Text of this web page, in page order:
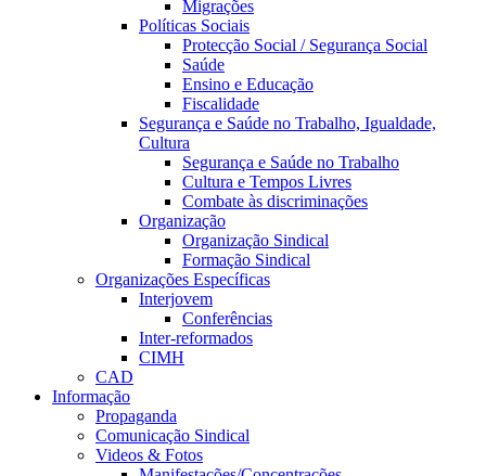
Migrações
Políticas Sociais
Protecção Social / Segurança Social
Saúde
Ensino e Educação
Fiscalidade
Segurança e Saúde no Trabalho, Igualdade,
Cultura
Segurança e Saúde no Trabalho
Cultura e Tempos Livres
Combate às discriminações
Organização
Organização Sindical
Formação Sindical
Organizações Específicas
Interjovem
Conferências
Inter-reformados
CIMH
CAD
Informação
Propaganda
Comunicação Sindical
Videos & Fotos